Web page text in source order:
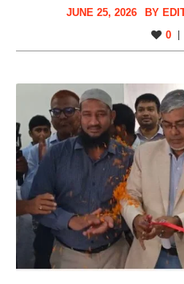
JUNE 25, 2026 BY
0